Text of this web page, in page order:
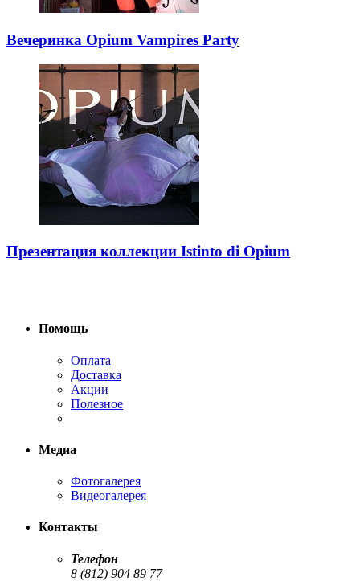
Вечеринка Opium Vampires Party
Презентация коллекции Istinto di Opium
Помощь
Оплата
Доставка
Акции
Полезное
Медиа
Фотогалерея
Видеогалерея
Контакты
Телефон
8 (812) 904 89 77